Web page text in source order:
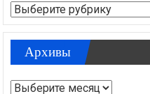
Рубрики
Архивы
Архивы